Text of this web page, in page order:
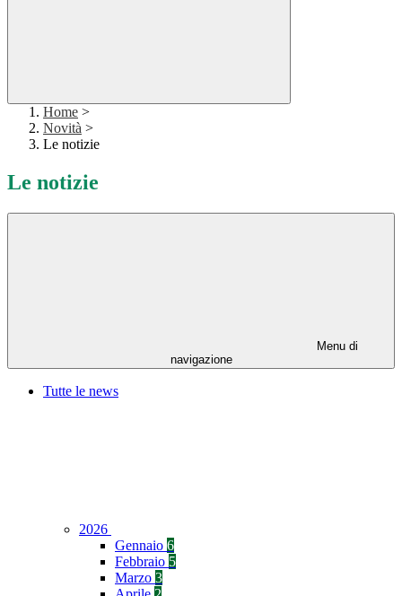
Home >
Novità >
Le notizie
Le notizie
Menu di
navigazione
Tutte le news
2026
Gennaio 6
Febbraio 5
Marzo 3